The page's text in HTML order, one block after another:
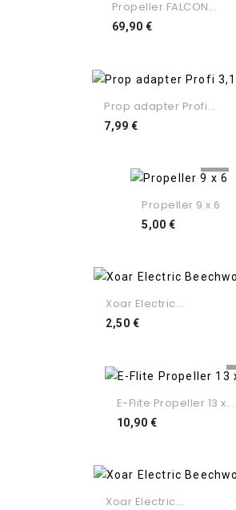
Propeller FALCON...
69,90 €Preço
Prop adapter Profi...
7,99 €Preço
Propeller 9 x 6
5,00 €Preço
Xoar Electric...
2,50 €Preço
E-Flite Propeller 13 x...
10,90 €Preço
Xoar Electric...